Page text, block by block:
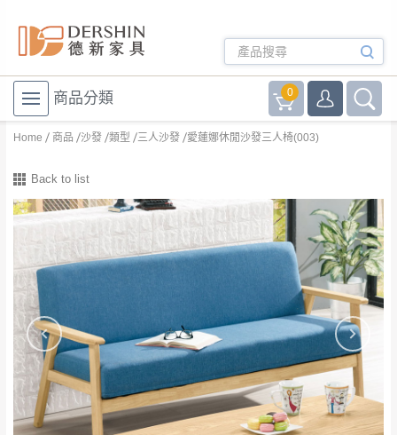
商品分類 0
Home 商品 沙發 類型 三人沙發 愛蓮娜休閒沙發三人椅(003)
Back to list